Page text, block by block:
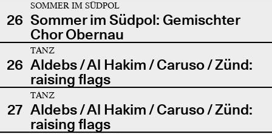
26
SOMMER IM SÜDPOL
Sommer im Südpol: Gemischter
Chor Obernau
26
TANZ
Aldebs / Al Hakim / Caruso / Zünd:
raising flags
27
TANZ
Aldebs / Al Hakim / Caruso / Zünd:
raising flags